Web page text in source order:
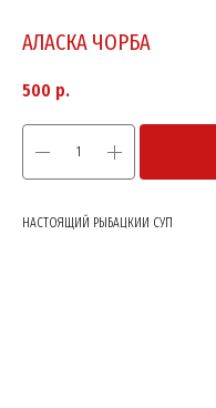
АЛАСКА ЧОРБА
500 р.
НАСТОЯЩИЙ РЫБАЦКИИ СУП